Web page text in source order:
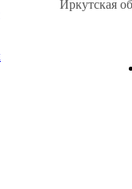
Иркутская